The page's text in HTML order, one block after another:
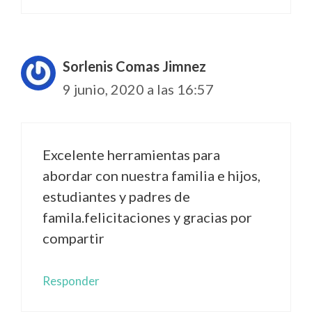
Sorlenis Comas Jimnez
9 junio, 2020 a las 16:57
Excelente herramientas para
abordar con nuestra familia e hijos,
estudiantes y padres de
famila.felicitaciones y gracias por
compartir
Responder